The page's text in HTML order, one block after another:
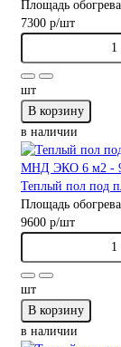
Площадь
7300 р/шт
шт
В корзину
в наличии
Теплый пол под
Площадь
9600 р/шт
шт
В корзину
в наличии